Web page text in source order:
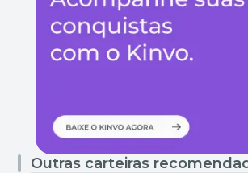
Outras carteiras